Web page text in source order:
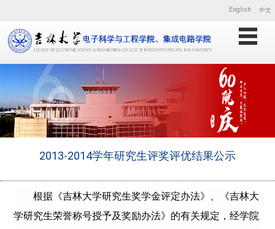
English 中文
2013-2014学年研究生评奖评优结果公示
根据《吉林大学研究生奖学金评定办法》、《吉林大
学研究生荣誉称号授予及奖励办法》的有关规定，经学院